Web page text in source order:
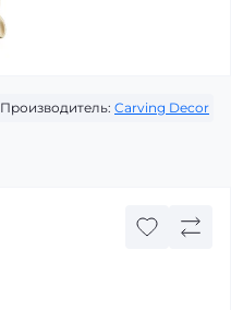
Производитель: Carving Decor